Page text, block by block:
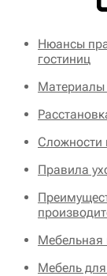
Нюансы
гостиниц
Материалы
Сложности
Правила
Мебельная
Мебель